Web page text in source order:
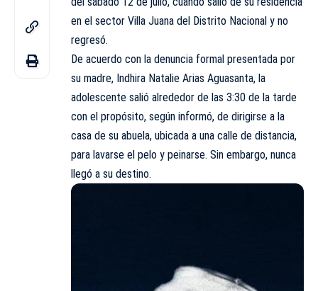
en el sector Villa Juana del Distrito Nacional y no
regresó.
De acuerdo con la denuncia formal presentada por
su madre, Indhira Natalie Arias Aguasanta, la
adolescente salió alrededor de las 3:30 de la tarde
con el propósito, según informó, de dirigirse a la
casa de su abuela, ubicada a una calle de distancia,
para lavarse el pelo y peinarse. Sin embargo, nunca
llegó a su destino.